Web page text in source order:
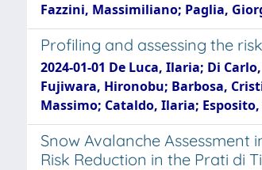
Fazzini, Massimiliano; Paglia,
Profiling and assessing the
2024-01-01 De Luca, Ilaria; Di
Fujiwara, Hironobu; Barbosa,
Massimo; Cataldo, Ilaria;
Snow Avalanche Assessment
Risk Reduction in the Prati di